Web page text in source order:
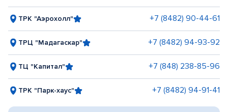
ТРК "Аэрохолл" +7 (8482) 90-44-61
ТРЦ "Мадагаскар" +7 (8482) 94-93-92
ТЦ "Капитал" +7 (848) 238-85-96
ТРК "Парк-хаус" +7 (8482) 94-91-41